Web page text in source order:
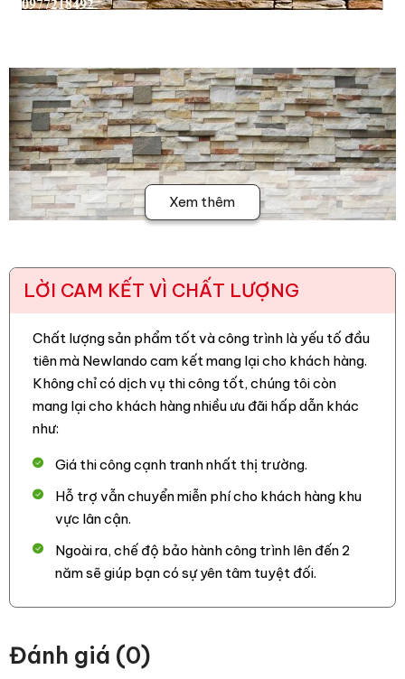
Xem thêm
LỜI CAM KẾT VÌ CHẤT LƯỢNG
Chất lượng sản phẩm tốt và công trình là yếu tố đầu
tiên mà Newlando cam kết mang lại cho khách hàng.
Không chỉ có dịch vụ thi công tốt, chúng tôi còn
mang lại cho khách hàng nhiều ưu đãi hấp dẫn khác
như:
Giá thi công cạnh tranh nhất thị trường.
Hỗ trợ vẫn chuyển miễn phí cho khách hàng khu
vực lân cận.
Ngoài ra, chế độ bảo hành công trình lên đến 2
năm sẽ giúp bạn có sự yên tâm tuyệt đối.
Đánh giá (0)